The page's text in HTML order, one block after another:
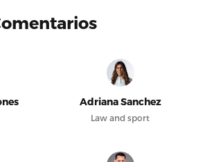
Adriana Sanchez
Law and sport